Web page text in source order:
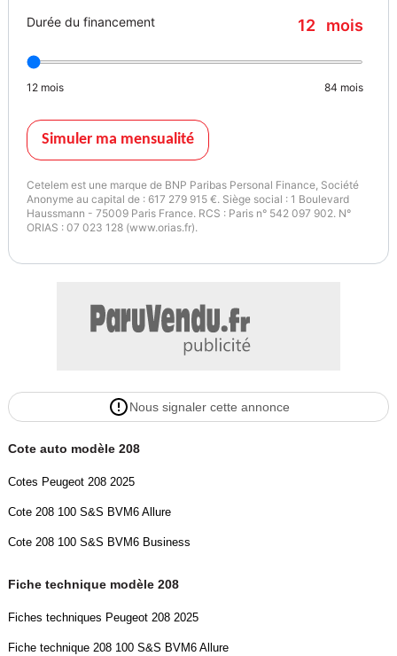
Lunette arrière surteintée
Ordinateur de bord
Ouverture des vitres séquentielle
Phares avant led
Poches d'aumonières
Régulateur de vitesse
Rétroviseur intérieur électrochrome
Rétroviseurs dégivrants
Radar de stationnement ar
Radar de stationnement av
Siège conducteur réglable en hauteur
Système de détection de somnolence
Système de prévention des collisions
Tablette cache bagages
Troisième ceinture de sécurité
Verrouillage auto. des portes en roulant
Verrouillage centralisé des portes
Vitres arrière surteintées
Vitres avant électriques
Durée du financement 12 mois
12 mois 84 mois
Simuler ma mensualité
Cetelem est une marque de BNP Paribas Personal Finance, Société
Anonyme au capital de : 617 279 915 €. Siège social : 1 Boulevard
Haussmann - 75009 Paris France. RCS : Paris n° 542 097 902. N°
ORIAS : 07 023 128 (www.orias.fr).
Nous signaler cette annonce
Cote auto modèle 208
Cotes Peugeot 208 2025
Cote 208 100 S&S BVM6 Allure
Cote 208 100 S&S BVM6 Business
Fiche technique modèle 208
Fiches techniques Peugeot 208 2025
Fiche technique 208 100 S&S BVM6 Allure